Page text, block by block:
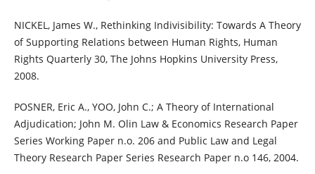
NICKEL, James W., Rethinking Indivisibility: Towards A Theory
of Supporting Relations between Human Rights, Human
Rights Quarterly 30, The Johns Hopkins University Press,
2008.
POSNER, Eric A., YOO, John C.; A Theory of International
Adjudication; John M. Olin Law & Economics Research Paper
Series Working Paper n.o. 206 and Public Law and Legal
Theory Research Paper Series Research Paper n.o 146, 2004.